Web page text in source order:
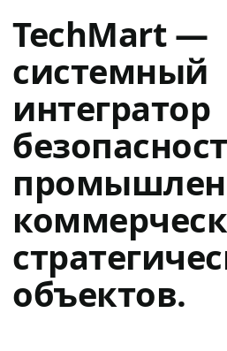
TechMart —
системный
интегратор
объектов.